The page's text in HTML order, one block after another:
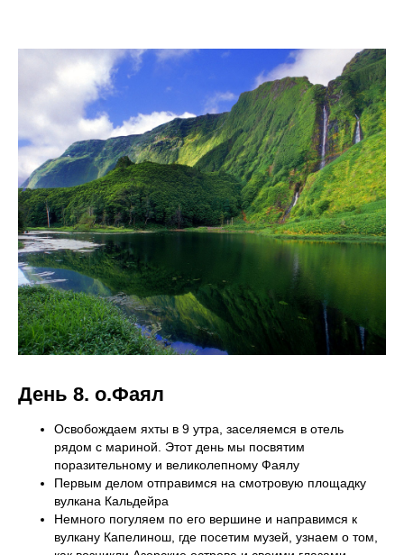
День 8. о.Фаял
Освобождаем яхты в 9 утра, заселяемся в отель
рядом с мариной. Этот день мы посвятим
поразительному и великолепному Фаялу
Первым делом отправимся на смотровую площадку
вулкана Кальдейра
Немного погуляем по его вершине и направимся к
вулкану Капелинош, где посетим музей, узнаем о том,